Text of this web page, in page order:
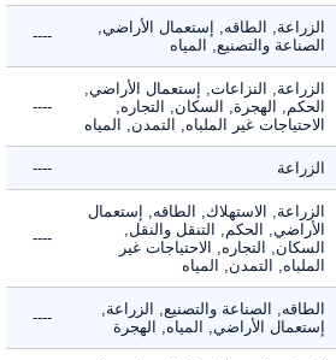
الزراعة, الطاقه, إستعمال الأراضي,
الصناعة والتصنيع, المياه
----
الزراعة, النزاعات, إستعمال الأراضي,
الحكم, الهجرة, السكان, التجاره,
الاحتياجات غير الملباه, التمدن, المياه
----
الزراعة ----
الزراعة, الاستهلاك, الطاقه, إستعمال
الأراضي, الحكم, التنقل والنقل,
السكان, التجاره, الاحتياجات غير
الملباه, التمدن, المياه
----
الطاقه, الصناعة والتصنيع, الزراعة,
إستعمال الأراضي, المياه, الهجرة
----